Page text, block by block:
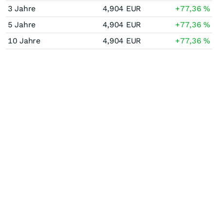
3 Jahre 4,904 EUR +77,36%
5 Jahre
4,904 EUR +77,36%
10 Jahre
4,904 EUR +77,36%